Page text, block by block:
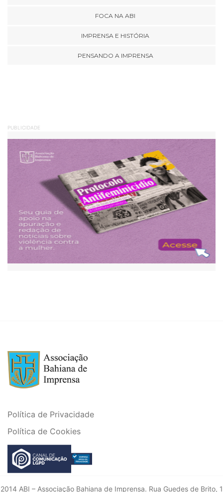
FOCA NA ABI
IMPRENSA E HISTÓRIA
PENSANDO A IMPRENSA
PUBLICIDADE
Política de Privacidade
Política de Cookies
2014 ABI – Associação Bahiana de Imprensa. Rua Guedes de Brito, 1